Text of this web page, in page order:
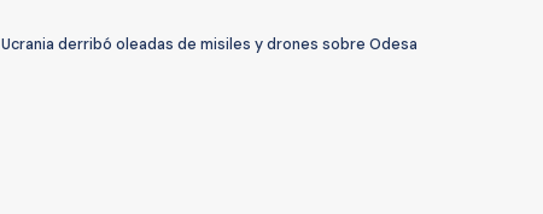
Ucrania derribó oleadas de misiles y drones sobre Odesa